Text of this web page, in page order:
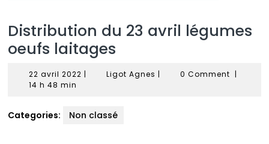
Distribution du 23 avril légumes
oeufs laitages
22 avril 2022 22| Ligot Agnes Ligot
| 0 Comment |
14 h 48 min
Categories: Non classé